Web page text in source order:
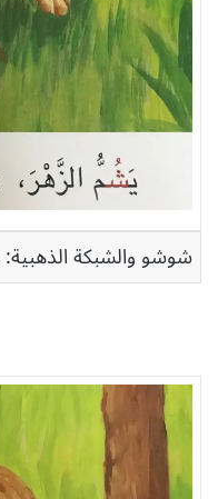
شوشو والشبكة